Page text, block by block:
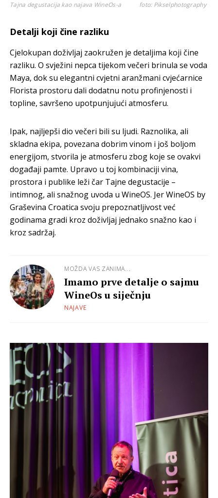
Tajna degustacija kao najava WineOs-a foto: Pikselphotography
Detalji koji čine razliku
Cjelokupan doživljaj zaokružen je detaljima koji čine
razliku. O svježini nepca tijekom večeri brinula se voda
Maya, dok su elegantni cvjetni aranžmani cvjećarnice
Florista prostoru dali dodatnu notu profinjenosti i
topline, savršeno upotpunjujući atmosferu.
Ipak, najljepši dio večeri bili su ljudi. Raznolika, ali
skladna ekipa, povezana dobrim vinom i još boljom
energijom, stvorila je atmosferu zbog koje se ovakvi
događaji pamte. Upravo u toj kombinaciji vina,
prostora i publike leži čar Tajne degustacije –
intimnog, ali snažnog uvoda u WineOS. Jer WineOS by
Graševina Croatica svoju prepoznatljivost već
godinama gradi kroz doživljaj jednako snažno kao i
kroz sadržaj.
MOŽDA VAS ZANIMA...
Imamo prve detalje o sajmu
WineOs u siječnju
NAJAVE